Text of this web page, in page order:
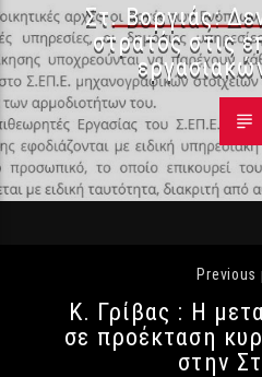
Στ. Βοργιάς:
στρατός στις
Previous
Κ. Γρίβας : Η
σε προέκταση
στην